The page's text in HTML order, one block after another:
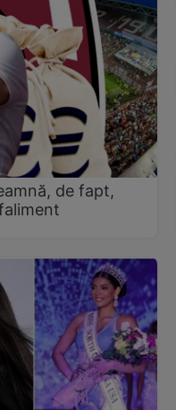
de fapt,